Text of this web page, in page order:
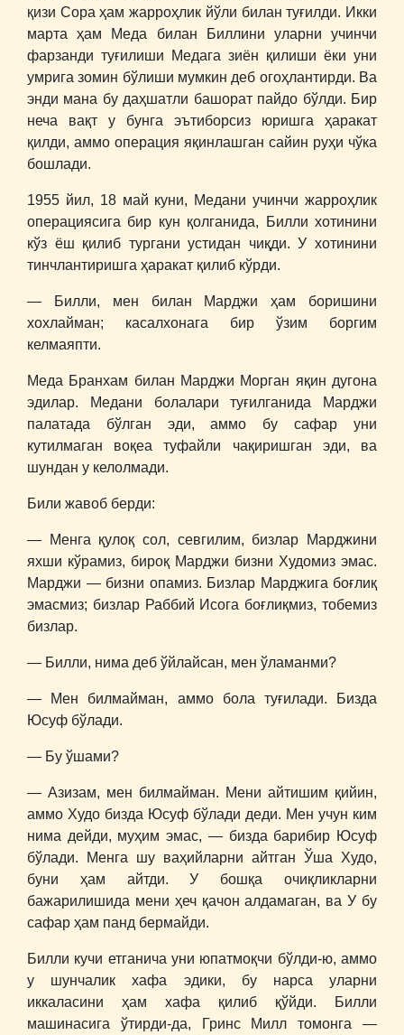
қизи Сора ҳам жарроҳлик йўли билан туғилди. Икки
марта ҳам Меда билан Биллини уларни учинчи
фарзанди туғилиши Медага зиён қилиши ёки уни
умрига зомин бўлиши мумкин деб огоҳлантирди. Ва
энди мана бу даҳшатли башорат пайдо бўлди. Бир
неча вақт у бунга эътиборсиз юришга ҳаракат
қилди, аммо операция яқинлашган сайин руҳи чўка
бошлади.
1955 йил, 18 май куни, Медани учинчи жарроҳлик
операциясига бир кун қолганида, Билли хотинини
кўз ёш қилиб тургани устидан чиқди. У хотинини
тинчлантиришга ҳаракат қилиб кўрди.
― Билли, мен билан Марджи ҳам боришини
хохлайман; касалхонага бир ўзим боргим
келмаяпти.
Меда Бранхам билан Марджи Морган яқин дугона
эдилар. Медани болалари туғилганида Марджи
палатада бўлган эди, аммо бу сафар уни
кутилмаган воқеа туфайли чақиришган эди, ва
шундан у келолмади.
Били жавоб берди:
― Менга қулоқ сол, севгилим, бизлар Марджини
яхши кўрамиз, бироқ Марджи бизни Худомиз эмас.
Марджи ― бизни опамиз. Бизлар Марджига боғлиқ
эмасмиз; бизлар Раббий Исога боғлиқмиз, тобемиз
бизлар.
― Билли, нима деб ўйлайсан, мен ўламанми?
― Мен билмайман, аммо бола туғилади. Бизда
Юсуф бўлади.
― Бу ўшами?
― Азизам, мен билмайман. Мени айтишим қийин,
аммо Худо бизда Юсуф бўлади деди. Мен учун ким
нима дейди, муҳим эмас, ― бизда барибир Юсуф
бўлади. Менга шу ваҳийларни айтган Ўша Худо,
буни ҳам айтди. У бошқа очиқликларни
бажарилишида мени ҳеч қачон алдамаган, ва У бу
сафар ҳам панд бермайди.
Билли кучи етганича уни юпатмоқчи бўлди-ю, аммо
у шунчалик хафа эдики, бу нарса уларни
иккаласини ҳам хафа қилиб қўйди. Билли
машинасига ўтирди-да, Гринс Милл томонга ―